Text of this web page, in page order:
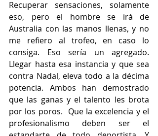
Recuperar sensaciones, solamente
eso, pero el hombre se irá de
Australia con las manos llenas, y no
me refiero al trofeo, en caso lo
consiga. Eso sería un agregado.
Llegar hasta esa instancia y que sea
contra Nadal, eleva todo a la décima
potencia. Ambos han demostrado
que las ganas y el talento les brota
por los poros.  Que la excelencia y el
profesionalismo deben ser el